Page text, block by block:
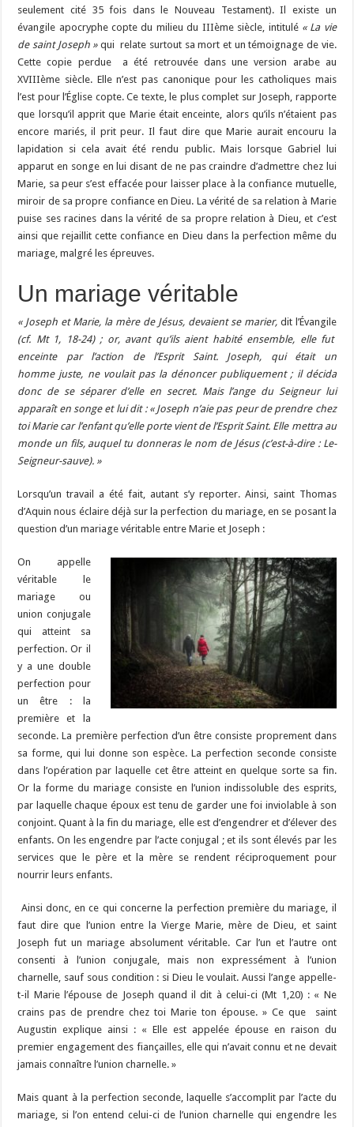
seulement cité 35 fois dans le Nouveau Testament). Il existe un
évangile apocryphe copte du milieu du IIIème siècle, intitulé « La vie
de saint Joseph » qui relate surtout sa mort et un témoignage de vie.
Cette copie perdue a été retrouvée dans une version arabe au
XVIIIème siècle. Elle n’est pas canonique pour les catholiques mais
l’est pour l’Église copte. Ce texte, le plus complet sur Joseph, rapporte
que lorsqu’il apprit que Marie était enceinte, alors qu’ils n’étaient pas
encore mariés, il prit peur. Il faut dire que Marie aurait encouru la
lapidation si cela avait été rendu public. Mais lorsque Gabriel lui
apparut en songe en lui disant de ne pas craindre d’admettre chez lui
Marie, sa peur s’est effacée pour laisser place à la confiance mutuelle,
miroir de sa propre confiance en Dieu. La vérité de sa relation à Marie
puise ses racines dans la vérité de sa propre relation à Dieu, et c’est
ainsi que rejaillit cette confiance en Dieu dans la perfection même du
mariage, malgré les épreuves.
Un mariage véritable
« Joseph et Marie, la mère de Jésus, devaient se marier, dit l’Évangile
(cf. Mt 1, 18-24) ; or, avant qu’ils aient habité ensemble, elle fut
enceinte par l’action de l’Esprit Saint. Joseph, qui était un
homme juste, ne voulait pas la dénoncer publiquement ; il décida
donc de se séparer d’elle en secret. Mais l’ange du Seigneur lui
apparaît en songe et lui dit : « Joseph n’aie pas peur de prendre chez
toi Marie car l’enfant qu’elle porte vient de l’Esprit Saint. Elle mettra au
monde un fils, auquel tu donneras le nom de Jésus (c’est-à-dire : Le-
Seigneur-sauve). »
Lorsqu’un travail a été fait, autant s’y reporter. Ainsi, saint Thomas
d’Aquin nous éclaire déjà sur la perfection du mariage, en se posant la
question d’un mariage véritable entre Marie et Joseph :
On appelle
véritable le
mariage ou
union conjugale
qui atteint sa
perfection. Or il
y a une double
perfection pour
un être : la
première et la
seconde. La première perfection d’un être consiste proprement dans
sa forme, qui lui donne son espèce. La perfection seconde consiste
dans l’opération par laquelle cet être atteint en quelque sorte sa fin.
Or la forme du mariage consiste en l’union indissoluble des esprits,
par laquelle chaque époux est tenu de garder une foi inviolable à son
conjoint. Quant à la fin du mariage, elle est d’engendrer et d’élever des
enfants. On les engendre par l’acte conjugal ; et ils sont élevés par les
services que le père et la mère se rendent réciproquement pour
nourrir leurs enfants.
Ainsi donc, en ce qui concerne la perfection première du mariage, il
faut dire que l’union entre la Vierge Marie, mère de Dieu, et saint
Joseph fut un mariage absolument véritable. Car l’un et l’autre ont
consenti à l’union conjugale, mais non expressément à l’union
charnelle, sauf sous condition : si Dieu le voulait. Aussi l’ange appelle-
t-il Marie l’épouse de Joseph quand il dit à celui-ci (Mt 1,20) : « Ne
crains pas de prendre chez toi Marie ton épouse. » Ce que saint
Augustin explique ainsi : « Elle est appelée épouse en raison du
premier engagement des fiançailles, elle qui n’avait connu et ne devait
jamais connaître l’union charnelle. »
Mais quant à la perfection seconde, laquelle s’accomplit par l’acte du
mariage, si l’on entend celui-ci de l’union charnelle qui engendre les